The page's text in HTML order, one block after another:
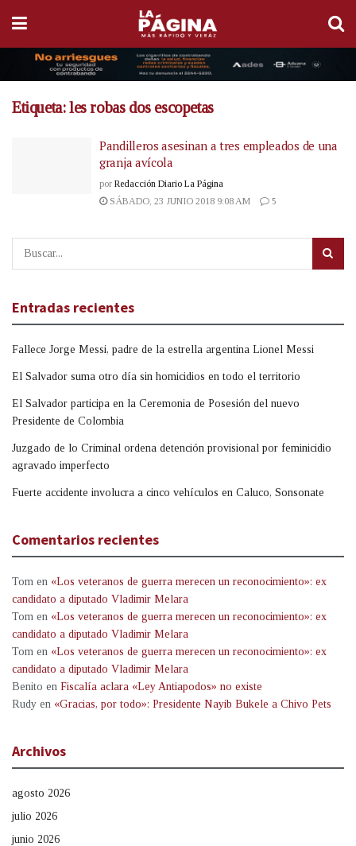
Etiqueta:les robas dos escopetas
Pandilleros asesinan a tres empleados de una
granja avícola
por Redacción Diario La Página
SÁBADO, 23 JUNIO 2018 9:08 AM
5
Entradas recientes
Fallece Jorge Messi, padre de la estrella argentina Lionel Messi
El Salvador suma otro día sin homicidios en todo el territorio
El Salvador participa en la Ceremonia de Posesión del nuevo
Presidente de Colombia
Juzgado de lo Criminal ordena detención provisional por feminicidio
agravado imperfecto
Fuerte accidente involucra a cinco vehículos en Caluco, Sonsonate
Comentarios recientes
Tom en «Los veteranos de guerra merecen un reconocimiento»: ex
candidato a diputado Vladimir Melara
Tom en «Los veteranos de guerra merecen un reconocimiento»: ex
candidato a diputado Vladimir Melara
Tom en «Los veteranos de guerra merecen un reconocimiento»: ex
candidato a diputado Vladimir Melara
Benito en Fiscalía aclara «Ley Antiapodos» no existe
Rudy en «Gracias, por todo»: Presidente Nayib Bukele a Chivo Pets
Archivos
agosto 2026
julio 2026
junio 2026